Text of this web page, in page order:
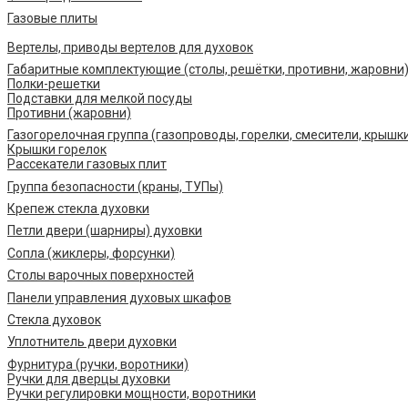
Газовые плиты
Вертелы, приводы вертелов для духовок
Габаритные комплектующие (столы, решётки, противни, жаровни)
Полки-решетки
Подставки для мелкой посуды
Противни (жаровни)
Газогорелочная группа (газопроводы, горелки, смесители,
Крышки горелок
Рассекатели газовых плит
Группа безопасности (краны, ТУПы)
Крепеж стекла духовки
Петли двери (шарниры) духовки
Сопла (жиклеры, форсунки)
Столы варочных поверхностей
Панели управления духовых шкафов
Стекла духовок
Уплотнитель двери духовки
Фурнитура (ручки, воротники)
Ручки для дверцы духовки
Ручки регулировки мощности, воротники